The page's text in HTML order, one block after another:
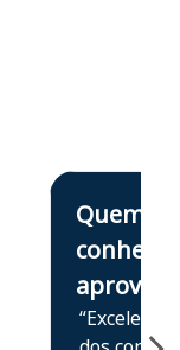
em
Estudante Elais
Quem
conhece,
aprova
“Excelente